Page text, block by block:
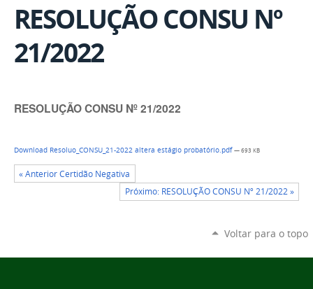
RESOLUÇÃO CONSU Nº
21/2022
RESOLUÇÃO CONSU Nº 21/2022
Download Resoluo_CONSU_21-2022 altera estágio probatório.pdf— 693 KB
« Anterior Certidão Negativa
Próximo: RESOLUÇÃO CONSU Nº 21/2022 »
Voltar para o topo